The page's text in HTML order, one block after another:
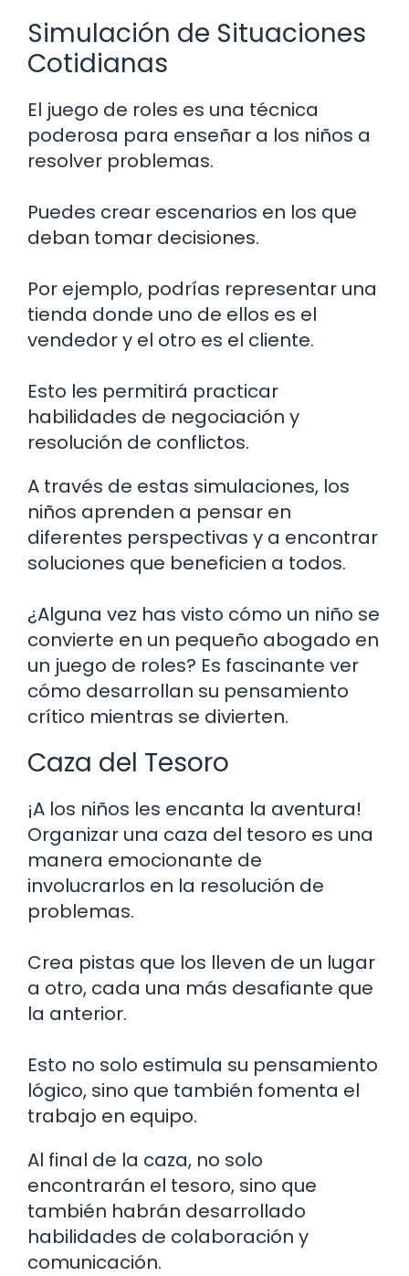
Simulación de Situaciones
Cotidianas
El juego de roles es una técnica
poderosa para enseñar a los niños a
resolver problemas.
Puedes crear escenarios en los que
deban tomar decisiones.
Por ejemplo, podrías representar una
tienda donde uno de ellos es el
vendedor y el otro es el cliente.
Esto les permitirá practicar
habilidades de negociación y
resolución de conflictos.
A través de estas simulaciones, los
niños aprenden a pensar en
diferentes perspectivas y a encontrar
soluciones que beneficien a todos.
¿Alguna vez has visto cómo un niño se
convierte en un pequeño abogado en
un juego de roles? Es fascinante ver
cómo desarrollan su pensamiento
crítico mientras se divierten.
Caza del Tesoro
¡A los niños les encanta la aventura!
Organizar una caza del tesoro es una
manera emocionante de
involucrarlos en la resolución de
problemas.
Crea pistas que los lleven de un lugar
a otro, cada una más desafiante que
la anterior.
Esto no solo estimula su pensamiento
lógico, sino que también fomenta el
trabajo en equipo.
Al final de la caza, no solo
encontrarán el tesoro, sino que
también habrán desarrollado
habilidades de colaboración y
comunicación.